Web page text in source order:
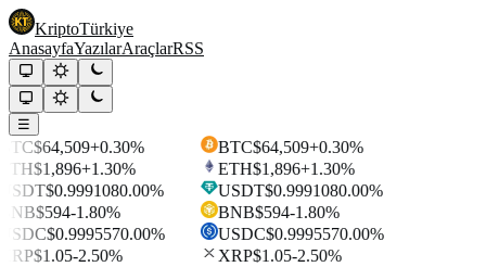
KriptoTürkiye
AnasayfaYazılarAraçlarRSS
☰
$64,509+0.30%
$1,896+1.30%
$0.9991080.00%
$594-1.80%
$0.9995570.00%
$1.05-2.50%
BTC$64,509+0.30%
ETH$1,896+1.30%
USDT$0.9991080.00%
BNB$594-1.80%
USDC$0.9995570.00%
XRP$1.05-2.50%